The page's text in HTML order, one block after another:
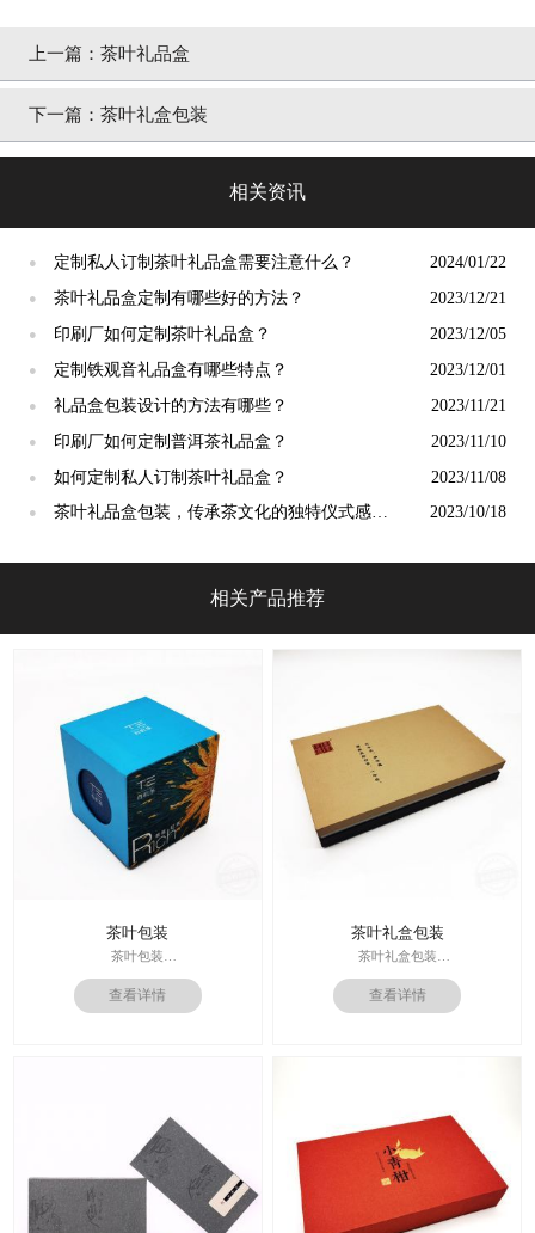
上一篇： 茶叶礼品盒
下一篇： 茶叶礼盒包装
相关资讯
● 定制私人订制茶叶礼品盒需要注意什么？ 2024/01/22
● 茶叶礼品盒定制有哪些好的方法？​ 2023/12/21
● 印刷厂如何定制茶叶礼品盒？ 2023/12/05
● 定制铁观音礼品盒有哪些特点？ 2023/12/01
● 礼品盒包装设计的方法有哪些？ 2023/11/21
● 印刷厂如何定制普洱茶礼品盒？ 2023/11/10
● 如何定制私人订制茶叶礼品盒？ 2023/11/08
●
茶叶礼品盒包装，传承茶文化的独特仪式感，
2023/10/18
相关产品推荐
茶叶包装
茶叶包装
印刷技术： 专色印刷
面纸：单铜纸纸
内材料：1500克白板
查看详情
茶叶礼盒包装
茶叶礼盒包装
印刷技术： 专色印刷；
材料：特种纸
后工工艺：烫红金
作日
查看详情